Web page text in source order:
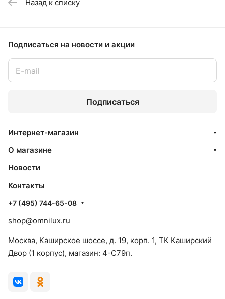
Назад к списку
Подписаться на новости и акции
Подписаться
Интернет-магазин
О магазине
Новости
Контакты
+7 (495) 744-65-08
shop@omnilux.ru
Москва, Каширское шоссе, д. 19, корп. 1, ТК Каширский
Двор (1 корпус), магазин: 4-C79п.